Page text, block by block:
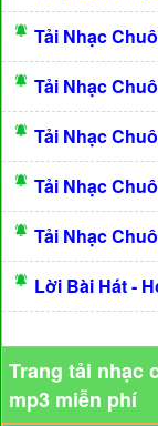
Tải Nhạc
Tải Nhạc
Tải Nhạc
Tải Nhạc
Tải Nhạc
Lời Bài Hát -
Trang tải nhạc
mp3 miễn phí